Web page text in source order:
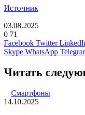
Источник
03.08.2025
0 71
Facebook Twitter
Skype WhatsApp
Читать
Смартфоны
14.10.2025